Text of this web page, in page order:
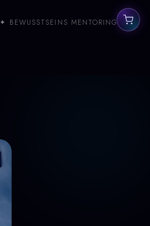
✦ BEWUSSTSEINS MENTORING